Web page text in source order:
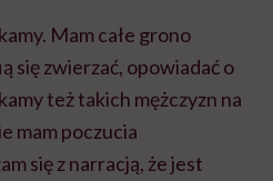
Mam całe grono
się zwierzać, opowiadać o
też takich mężczyzn na
mam poczucia
się z narracją, że jest